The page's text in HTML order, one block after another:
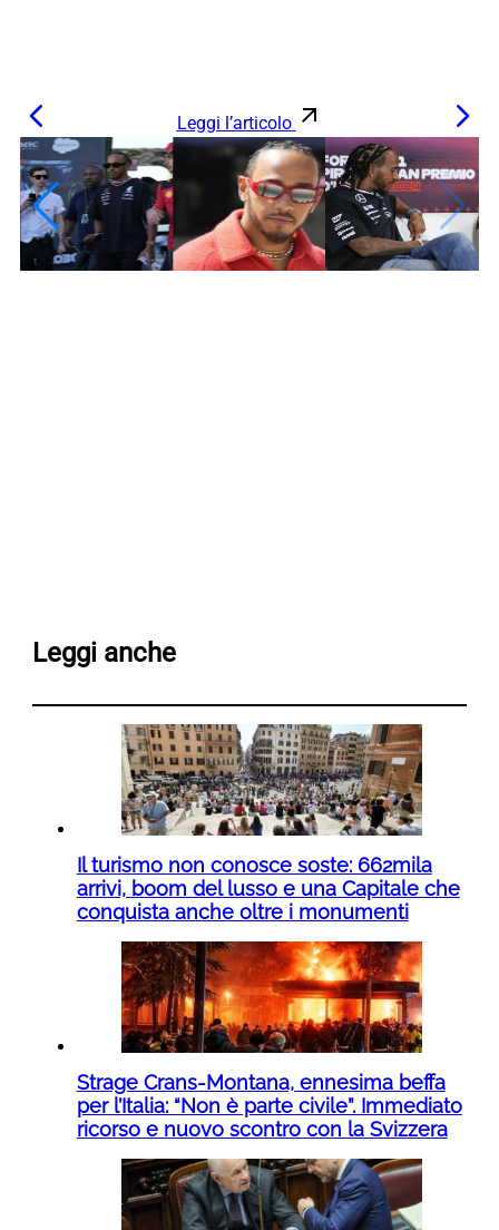
Leggi l’articolo
Leggi anche
Il turismo non conosce soste: 662mila
arrivi, boom del lusso e una Capitale che
conquista anche oltre i monumenti
Strage Crans-Montana, ennesima beffa
per l’Italia: “Non è parte civile”. Immediato
ricorso e nuovo scontro con la Svizzera